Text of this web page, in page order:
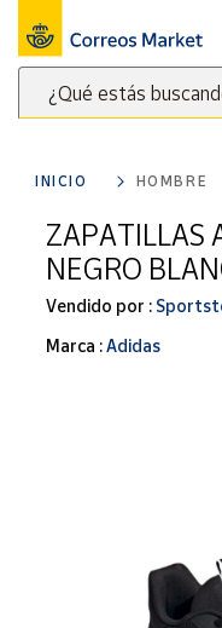
¿Qué estás
clave
para
buscar
productos
Correos
Menú
Nuestro
catálogo
Alimentación
Bebidas
Ocio y cultura
Juguetes y
INICIO HOMBRE
ZAPATILLAS
NEGRO
Vendido por :
Marca :Adidas